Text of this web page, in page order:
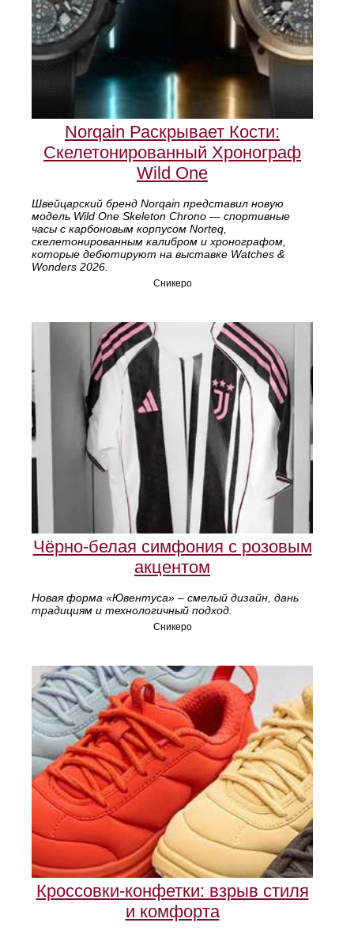
Norqain Раскрывает Кости:
Скелетонированный Хронограф
Wild One
Швейцарский бренд Norqain представил новую
модель Wild One Skeleton Chrono — спортивные
часы с карбоновым корпусом Norteq,
скелетонированным калибром и хронографом,
которые дебютируют на выставке Watches &
Wonders 2026.
Сникеро
Чёрно-белая симфония с розовым
акцентом
Новая форма «Ювентуса» – смелый дизайн, дань
традициям и технологичный подход.
Сникеро
Кроссовки-конфетки: взрыв стиля
и комфорта